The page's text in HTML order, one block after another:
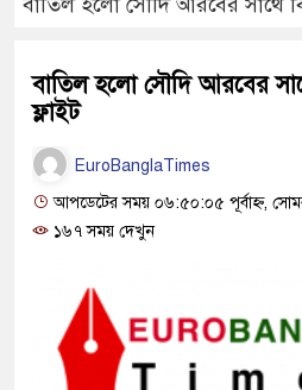
বাতিল হলো সৌদি আরবের
ফ্লাইট
EuroBanglaTimes
আপডেটের সময় ০৬:৫০:০৫ পূর্বাহ্ন,
১৬৭ সময় দেখুন